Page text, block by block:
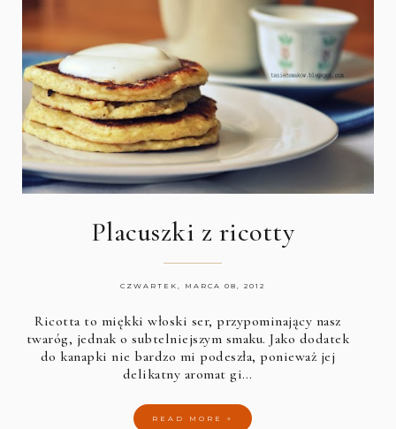
Placuszki z ricotty
CZWARTEK, MARCA 08, 2012
Ricotta to miękki włoski ser, przypominający nasz
twaróg, jednak o subtelniejszym smaku. Jako dodatek
do kanapki nie bardzo mi podeszła, ponieważ jej
delikatny aromat gi…
READ MORE »